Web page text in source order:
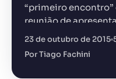
“primeiro encontro”
reunião de
serviço. E você,
23 de outubro de 2015
Por Tiago Fachini